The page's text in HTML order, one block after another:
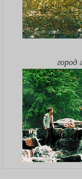
город